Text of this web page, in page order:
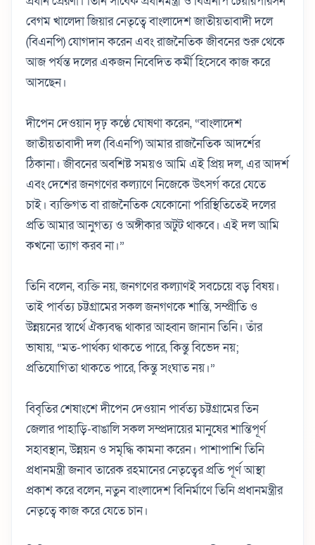
বেগম খালেদা জিয়ার নেতৃত্বে বাংলাদেশ জাতীয়তাবাদী দলে
(বিএনপি) যোগদান করেন এবং রাজনৈতিক জীবনের শুরু থেকে
আজ পর্যন্ত দলের একজন নিবেদিত কর্মী হিসেবে কাজ করে
আসছেন।
দীপেন দেওয়ান দৃঢ় কণ্ঠে ঘোষণা করেন, “বাংলাদেশ
জাতীয়তাবাদী দল (বিএনপি) আমার রাজনৈতিক আদর্শের
ঠিকানা। জীবনের অবশিষ্ট সময়ও আমি এই প্রিয় দল, এর আদর্শ
এবং দেশের জনগণের কল্যাণে নিজেকে উৎসর্গ করে যেতে
চাই। ব্যক্তিগত বা রাজনৈতিক যেকোনো পরিস্থিতিতেই দলের
প্রতি আমার আনুগত্য ও অঙ্গীকার অটুট থাকবে। এই দল আমি
কখনো ত্যাগ করব না।”
তিনি বলেন, ব্যক্তি নয়, জনগণের কল্যাণই সবচেয়ে বড় বিষয়।
তাই পার্বত্য চট্টগ্রামের সকল জনগণকে শান্তি, সম্প্রীতি ও
উন্নয়নের স্বার্থে ঐক্যবদ্ধ থাকার আহ্বান জানান তিনি। তাঁর
ভাষায়, “মত-পার্থক্য থাকতে পারে, কিন্তু বিভেদ নয়;
প্রতিযোগিতা থাকতে পারে, কিন্তু সংঘাত নয়।”
বিবৃতির শেষাংশে দীপেন দেওয়ান পার্বত্য চট্টগ্রামের তিন
জেলার পাহাড়ি-বাঙালি সকল সম্প্রদায়ের মানুষের শান্তিপূর্ণ
সহাবস্থান, উন্নয়ন ও সমৃদ্ধি কামনা করেন। পাশাপাশি তিনি
প্রধানমন্ত্রী জনাব তারেক রহমানের নেতৃত্বের প্রতি পূর্ণ আস্থা
প্রকাশ করে বলেন, নতুন বাংলাদেশ বিনির্মাণে তিনি প্রধানমন্ত্রীর
নেতৃত্বে কাজ করে যেতে চান।